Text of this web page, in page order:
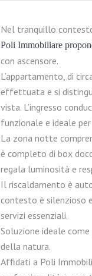
Nel tranquillo
Poli Immobiliare
con ascensore.
L’appartamento, di
effettuata e si
vista. L’ingresso
funzionale e ideale
La zona notte
è completo di box
regala luminosità e
Il riscaldamento è
contesto è silenzioso
servizi essenziali.
Soluzione ideale
della natura.
Affidati a Poli